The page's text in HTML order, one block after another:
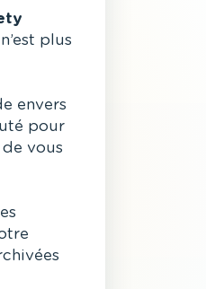
plus
envers
pour
de vous